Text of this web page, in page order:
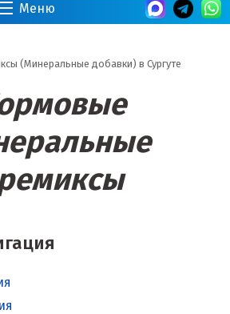
Меню
(Минеральные добавки) в Сургуте